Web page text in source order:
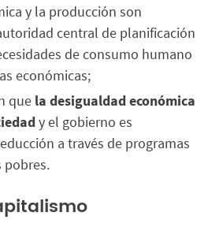
y la producción son
central de planificación
de consumo humano
económicas;
que la desigualdad económica
y el gobierno es
a través de programas
pobres.